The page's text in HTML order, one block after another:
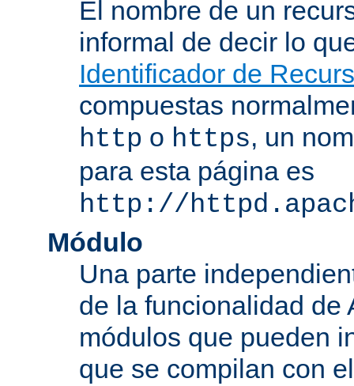
El nombre de un
informal de decir lo
Identificador de
compuestas
http o https, un
para esta página es
http://
Módulo
Una parte
de la funcionalidad de
módulos que pueden
que se compilan con